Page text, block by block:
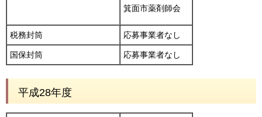
箕面市薬剤師会
税務封筒 応募事業者なし
国保封筒 応募事業者なし
平成28年度